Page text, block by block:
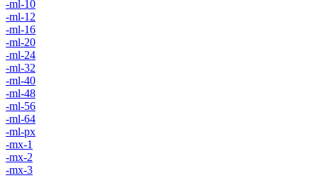
-ml-10
-ml-12
-ml-16
-ml-20
-ml-24
-ml-32
-ml-40
-ml-48
-ml-56
-ml-64
-ml-px
-mx-1
-mx-2
-mx-3